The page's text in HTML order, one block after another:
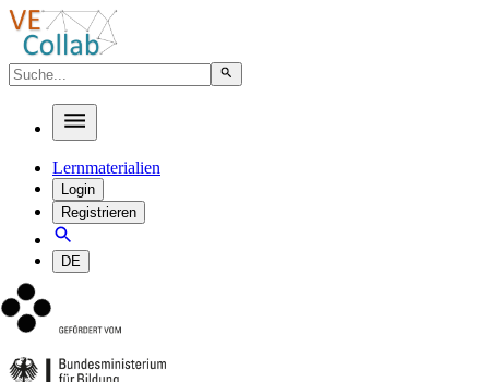
Lernmaterialien
Login
Registrieren
DE